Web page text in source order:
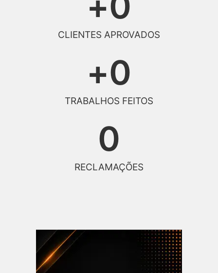
CLIENTES APROVADOS
TRABALHOS FEITOS
+0
RECLAMAÇÕES
0